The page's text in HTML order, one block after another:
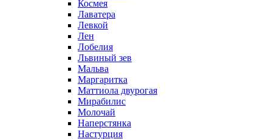
Космея
Лаватера
Левкой
Лен
Лобелия
Львиный зев
Мальва
Маргаритка
Маттиола двурогая
Мирабилис
Молочай
Наперстянка
Настурция